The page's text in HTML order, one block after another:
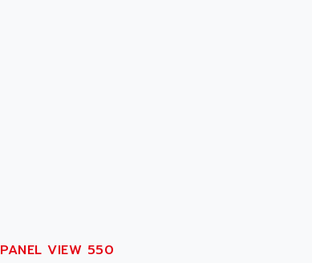
PANEL VIEW 550